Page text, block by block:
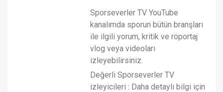
Sporseverler TV YouTube
kanalımda sporun bütün branşları
ile ilgili yorum, kritik ve röportaj
vlog veya videoları
izleyebilirsiniz.
Değerli Sporseverler TV
izleyicileri : Daha detaylı bilgi için